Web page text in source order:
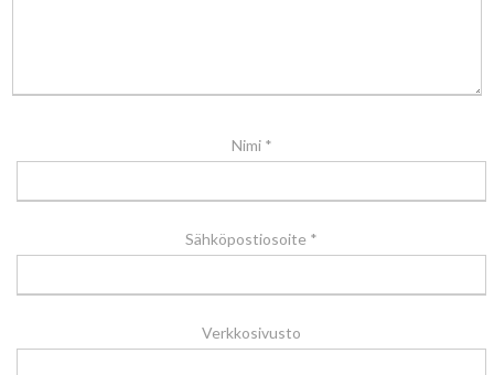
Nimi *
Sähköpostiosoite *
Verkkosivusto